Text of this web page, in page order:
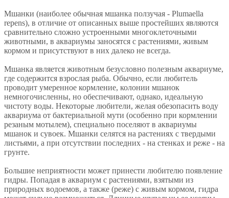
Мшанки (наиболее обычная мшанка ползучая - Plumaella
repens), в отличие от описанных выше простейших являются
сравнительно сложно устроенными многоклеточными
животными, в аквариумы заносятся с растениями, живым
кормом и присутствуют в них далеко не всегда.
Мшанка является животным безусловно полезным аквариуме,
где содержится взрослая рыба. Обычно, если любитель
проводит умеренное кормление, колонии мшанок
немногочисленны, но обеспечивают, однако, идеальную
чистоту воды. Некоторые любители, желая обезопасить воду
аквариума от бактериальной мути (особенно при кормлении
резаным мотылем), специально поселяют в аквариумы
мшанок и сувоек. Мшанки селятся на растениях с твердыми
листьями, а при отсутствии последних - на стенках и реже - на
грунте.
Большие неприятности может принести любителю появление
гидры. Попадая в аквариум с растениями, взятыми из
природных водоемов, а также (реже) с живым кормом, гидра